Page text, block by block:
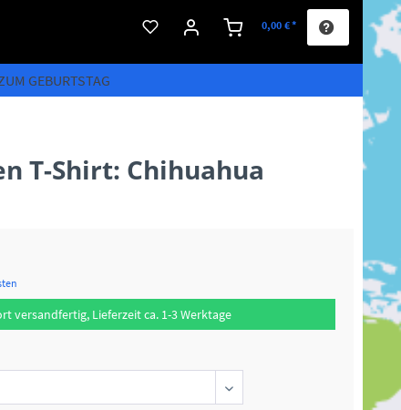
0,00 € *
GEBURTSTAG
T-Shirt: Chihuahua
versandfertig, Lieferzeit ca. 1-3 Werktage